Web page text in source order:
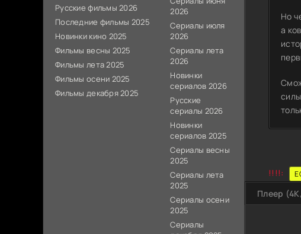
Но
а
!!!!:
Плеер
Русские фильмы 2026
Последние фильмы 2025
Новинки кино 2025
Фильмы весны 2025
Фильмы лета 2025
Фильмы осени 2025
Фильмы декабря 2025
2026
Сериалы июля
2026
Сериалы лета
2026
Новинки
сериалов 2026
Русские
сериалы 2026
Новинки
сериалов 2025
Сериалы весны
2025
Сериалы лета
2025
Сериалы осени
2025
Сериалы